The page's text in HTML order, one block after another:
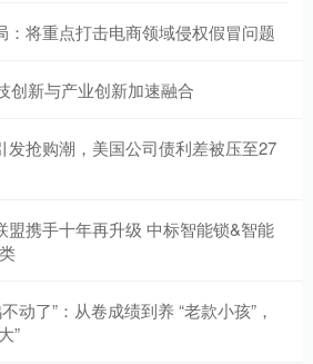
：将重点打击电商领域侵权假冒问题
创新与产业创新加速融合
发抢购潮，美国公司债利差被压至27
盟携手十年再升级 中标智能锁&智能
动了”：从卷成绩到养 “老款小孩”，
”